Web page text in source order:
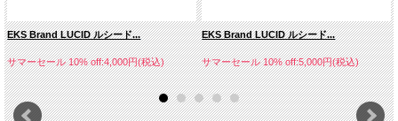
EKS Brand LUCID ルシード...
サマーセール 10% off:4,000円(税込)
EKS Brand LUCID ルシード...
サマーセール 10% off:5,000円(税込)